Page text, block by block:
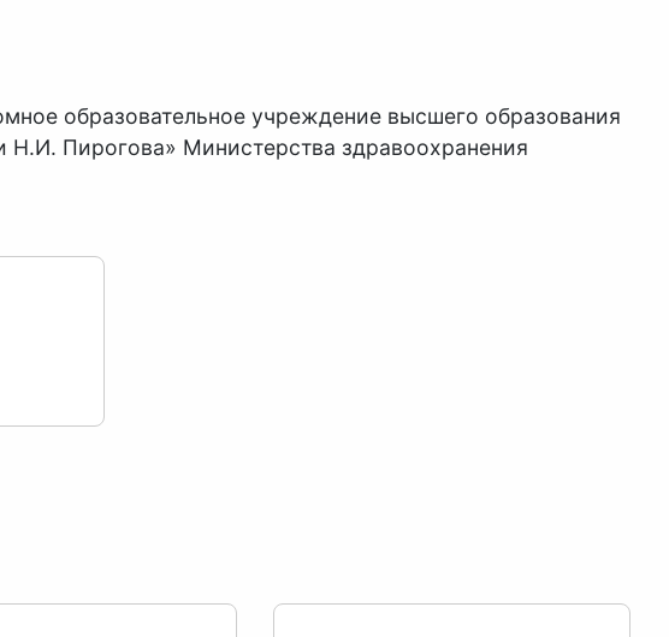
образовательное учреждение высшего образования
Н.И. Пирогова» Министерства здравоохранения